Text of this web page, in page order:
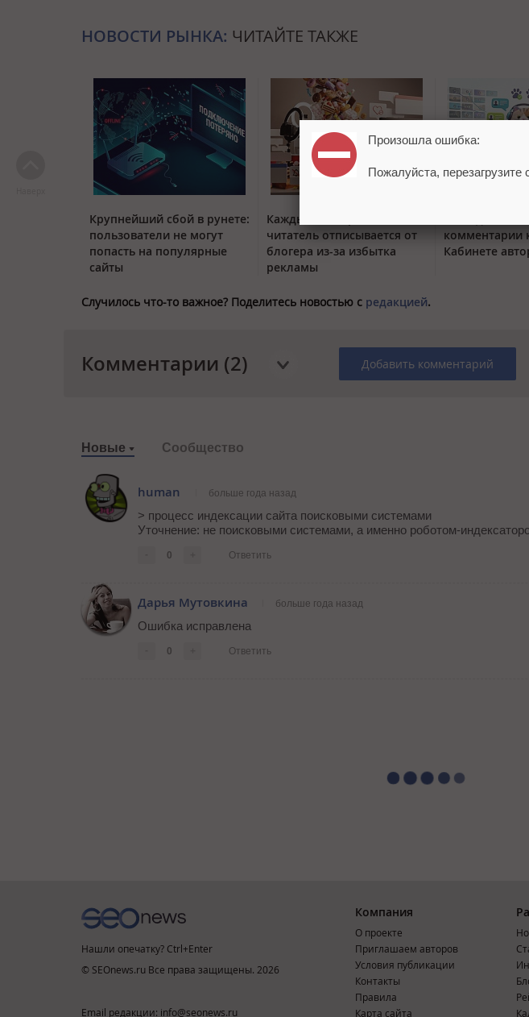
НОВОСТИ РЫНКА: ЧИТАЙТЕ ТАКЖЕ
Крупнейший сбой в рунете:
пользователи не могут
попасть на популярные
сайты
Каждый четвертый
читатель отписывается от
блогера из-за избытка
рекламы
комментарии
Кабинете
Случилось что-то важное? Поделитесь новостью с редакцией.
Комментарии (2) Добавить комментарий
Новые Сообщество
human больше года назад
> процесс индексации сайта поисковыми системами
Уточнение: не поисковыми системами, а именно роботом-
0 Ответить
Дарья Мутовкина больше года назад
Ошибка исправлена
0 Ответить
Нашли опечатку? Ctrl+Enter
© SEOnews.ru Все права защищены. 2026
Email редакции: info@seonews.ru
Компания
О проекте
Приглашаем авторов
Условия публикации
Контакты
Правила
Карта сайта
Произошла ошибка:
Пожалуйста, перезагрузите